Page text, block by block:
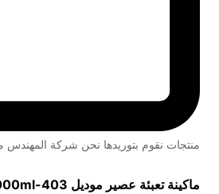
منتجات نقوم بتوريدها نحن شركة
ماكينة تعبئة عصير موديل 403-1000ml